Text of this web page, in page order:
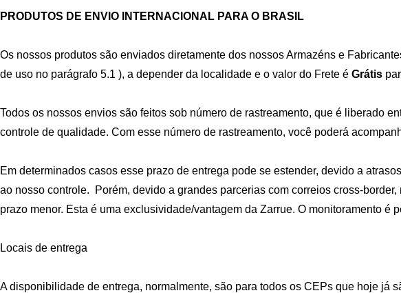
PRODUTOS DE ENVIO INTERNACIONAL PARA O BRASIL
Os nossos produtos são enviados diretamente dos nossos Armazéns e
de uso no parágrafo 5.1 ), a depender da localidade e o valor do Frete é Grátis
Todos os nossos envios são feitos sob número de rastreamento, que é liberado
controle de qualidade. Com esse número de rastreamento, você poderá
Em determinados casos esse prazo de entrega pode se estender, devido a
ao nosso controle. Porém, devido a grandes parcerias com correios cross-
prazo menor. Esta é uma exclusividade/vantagem da Zarrue. O monitoramento
Locais de entrega
A disponibilidade de entrega, normalmente, são para todos os CEPs que hoje já